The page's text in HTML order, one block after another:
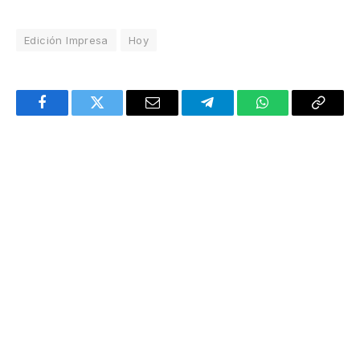
Edición Impresa Hoy
FacebookTwitter Email TelegramWhatsAppCopy